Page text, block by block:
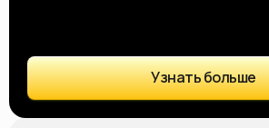
Узнать больше